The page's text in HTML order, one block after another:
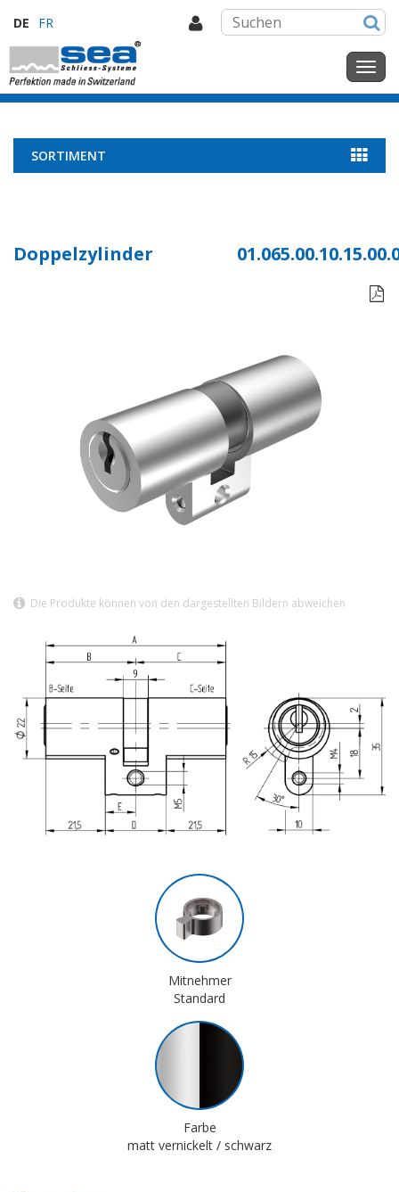
DE FR
SORTIMENT
Doppelzylinder

Die Produkte können von den dargestellten Bildern abweichen
Mitnehmer
Standard
Farbe
matt vernickelt / schwarz